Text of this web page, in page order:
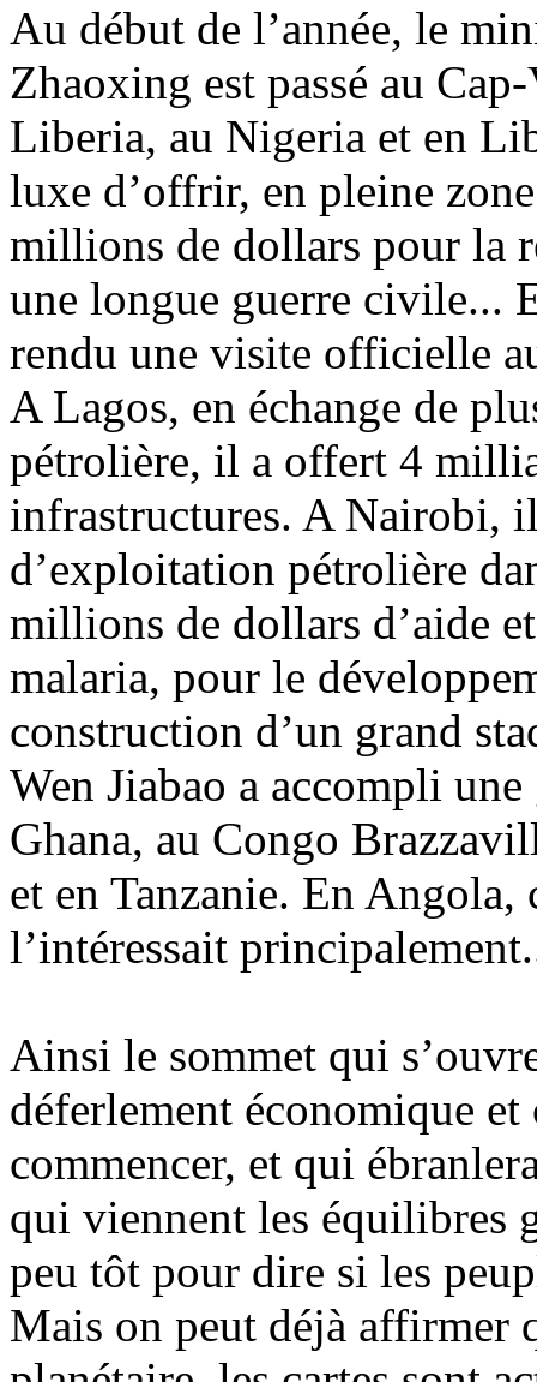
Au début de l’année, le
Zhaoxing est passé au
Liberia, au Nigeria et en
luxe d’offrir, en pleine
millions de dollars pour la
une longue guerre civile...
rendu une visite officielle
A Lagos, en échange de
pétrolière, il a offert 4
infrastructures. A Nairobi,
d’exploitation pétrolière
millions de dollars d’aide
malaria, pour le
construction d’un grand
Wen Jiabao a accompli
Ghana, au Congo
et en Tanzanie. En Angola,
l’intéressait
Ainsi le sommet qui
déferlement économique
commencer, et qui
qui viennent les équilibres
peu tôt pour dire si les
Mais on peut déjà affirmer